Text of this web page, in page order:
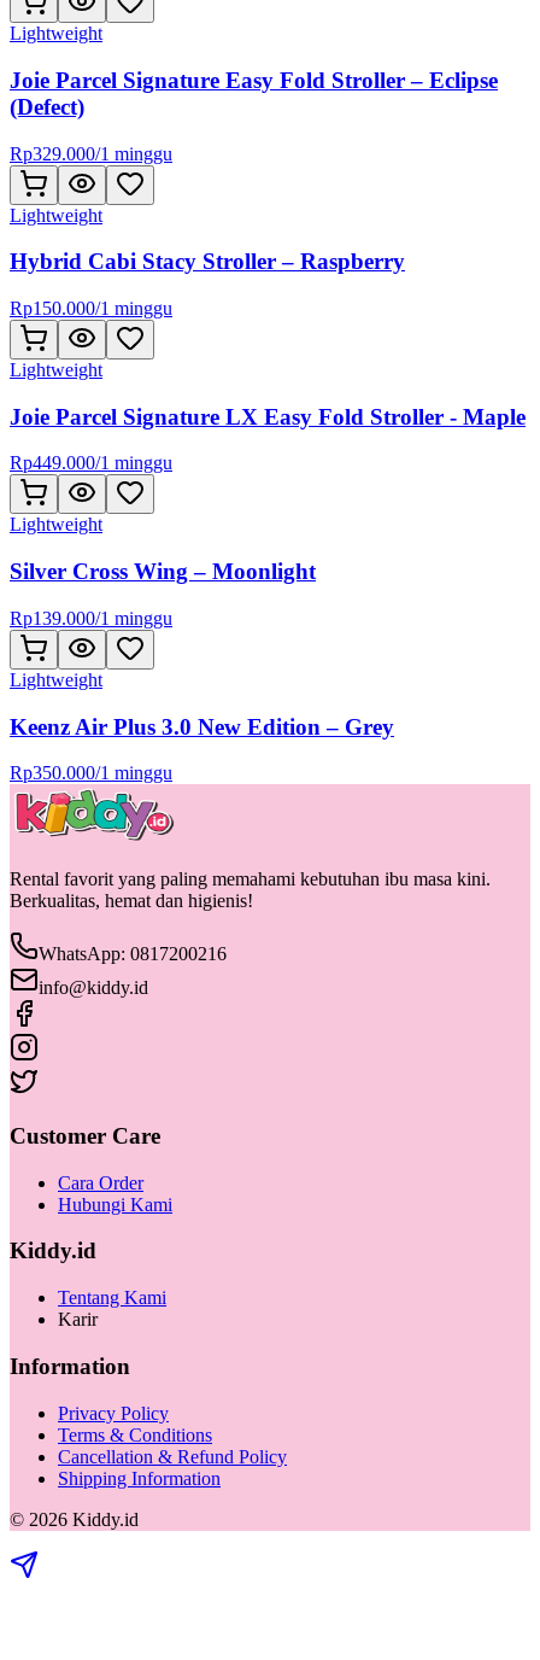
Lightweight
Joie Parcel Signature Easy Fold Stroller – Eclipse
(Defect)
Rp329.000/1 minggu
Lightweight
Hybrid Cabi Stacy Stroller – Raspberry
Rp150.000/1 minggu
Lightweight
Joie Parcel Signature LX Easy Fold Stroller - Maple
Rp449.000/1 minggu
Lightweight
Silver Cross Wing – Moonlight
Rp139.000/1 minggu
Lightweight
Keenz Air Plus 3.0 New Edition – Grey
Rp350.000/1 minggu
Rental favorit yang paling memahami kebutuhan ibu masa kini.
Berkualitas, hemat dan higienis!
WhatsApp: 0817200216
info@kiddy.id
Customer Care
Cara Order
Hubungi Kami
Kiddy.id
Tentang Kami
Karir
Information
Privacy Policy
Terms & Conditions
Cancellation & Refund Policy
Shipping Information
© 2026 Kiddy.id